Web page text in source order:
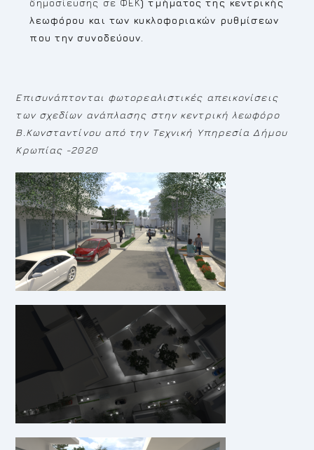
δημοσίευσης σε ΦΕΚ) τμήματος της κεντρικής
λεωφόρου και των κυκλοφοριακών ρυθμίσεων
που την συνοδεύουν.
Επισυνάπτονται φωτορεαλιστικές απεικονίσεις
των σχεδίων ανάπλασης στην κεντρική λεωφόρο
Β.Κωνσταντίνου από την Τεχνική Υπηρεσία Δήμου
Κρωπίας -2020